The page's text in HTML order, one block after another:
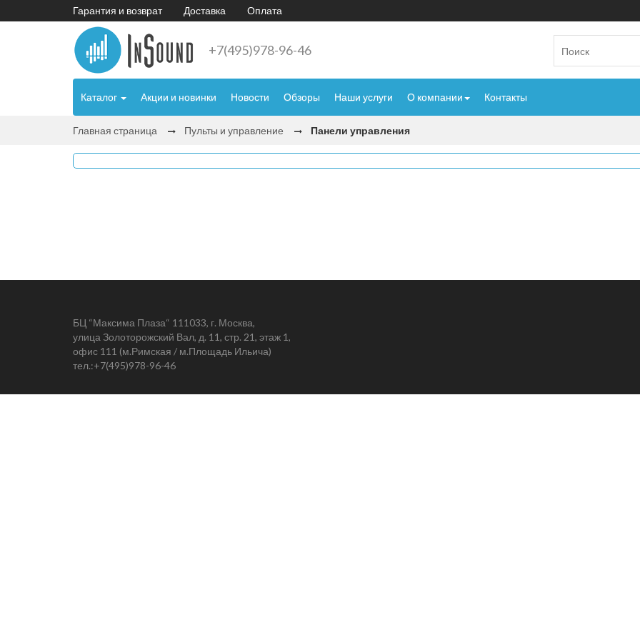
Гарантия и возврат Доставка Оплата
+7(495)978-96-46
Каталог Акции и новинки Новости Обзоры Наши услуги О компании Контакты
Главная страница Пульты и управление Панели управления
БЦ “Максима Плаза“ 111033, г. Москва,
улица Золоторожский Вал, д. 11, стр. 21, этаж 1,
офис 111 (м.Римская / м.Площадь Ильича)
тел.:+7(495)978-96-46